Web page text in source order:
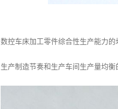
数控车床加工零件综合性生产能力
生产制造节奏和生产车间生产量均